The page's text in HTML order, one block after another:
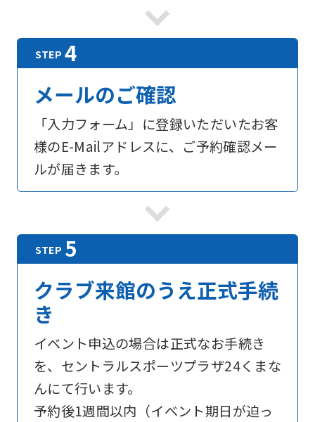
メールのご確認
「入力フォーム」に登録いただいたお客
様のE-Mailアドレスに、ご予約確認メー
ルが届きます。
クラブ来館のうえ正式手続
き
イベント申込の場合は正式なお手続き
を、セントラルスポーツプラザ24くまな
んにて行います。
予約後1週間以内（イベント期日が迫っ